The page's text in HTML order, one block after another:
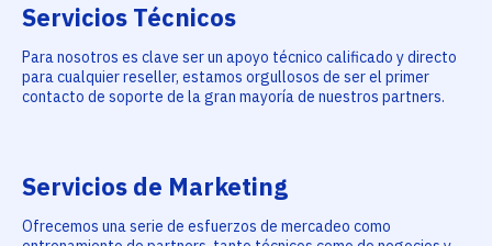
Servicios Técnicos
Para nosotros es clave ser un apoyo técnico calificado y directo
para cualquier reseller, estamos orgullosos de ser el primer
contacto de soporte de la gran mayoría de nuestros partners.
Servicios de Marketing
Ofrecemos una serie de esfuerzos de mercadeo como